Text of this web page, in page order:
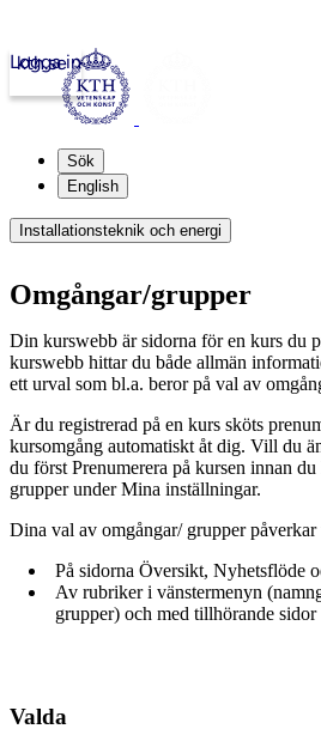
kth.se
Logga in
Sök
English
Installationsteknik och energi
Omgångar/grupper
Din kurswebb är sidorna för en kurs du
kurswebb hittar du både allmän
ett urval som bl.a. beror på val av
Är du registrerad på en kurs sköts
kursomgång automatiskt åt dig. Vill du
du först Prenumerera på kursen innan
grupper under Mina inställningar.
Dina val av omgångar/ grupper påverkar
På sidorna Översikt, Nyhetsflöde
Av rubriker i vänstermenyn
grupper) och med tillhörande sidor
Valda